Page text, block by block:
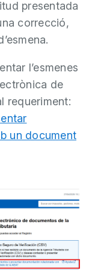
presentada
correcció,
l’esmenes
de
requeriment:
un document